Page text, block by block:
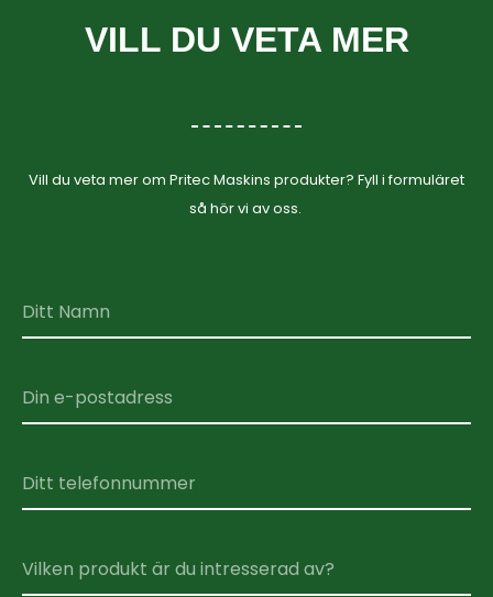
VILL DU VETA MER
Vill du veta mer om Pritec Maskins produkter? Fyll i formuläret
så hör vi av oss.